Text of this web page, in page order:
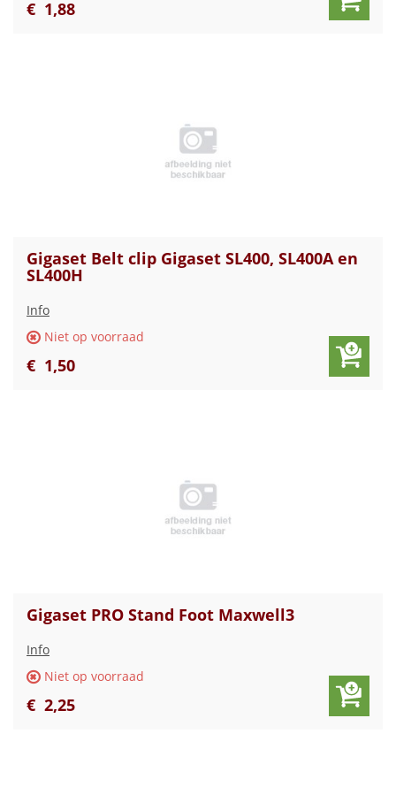
€ 1,88
Gigaset Belt clip Gigaset SL400, SL400A en
SL400H
Info
Niet op voorraad
€ 1,50
Gigaset PRO Stand Foot Maxwell3
Info
Niet op voorraad
€ 2,25